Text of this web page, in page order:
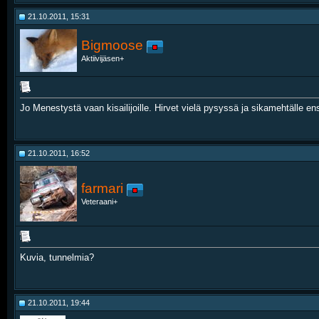
21.10.2011, 15:31
Bigmoose
Aktiivijäsen+
Jo Menestystä vaan kisailijoille. Hirvet vielä pysyssä ja sikamehtälle
21.10.2011, 16:52
farmari
Veteraani+
Kuvia, tunnelmia?
21.10.2011, 19:44